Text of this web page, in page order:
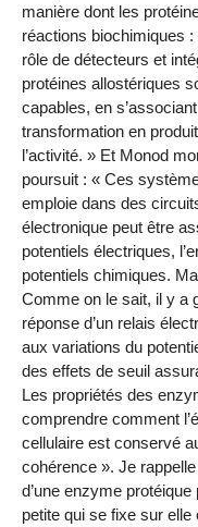
manière dont les
réactions biochimiques
rôle de détecteurs et
protéines allostériques
capables, en
transformation en
l’activité. » Et Monod
poursuit : « Ces
emploie dans des
électronique peut être
potentiels électriques,
potentiels chimiques.
Comme on le sait, il y a
réponse d’un relais
aux variations du
des effets de seuil
Les propriétés des
comprendre comment
cellulaire est conservé
cohérence ». Je rappelle
d’une enzyme
petite qui se fixe sur